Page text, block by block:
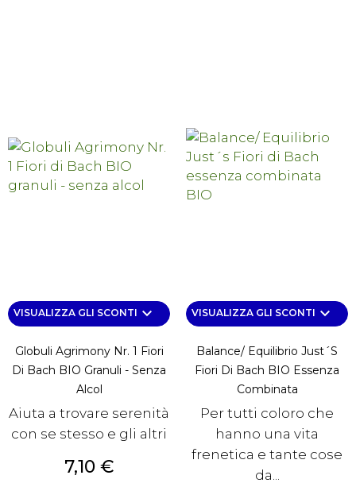
VISUALIZZA GLI SCONTI keyboard_arrow_down
Globuli Agrimony Nr. 1 Fiori
Di Bach BIO Granuli - Senza
Alcol
Aiuta a trovare serenità
con se stesso e gli altri
Prezzo
7,10 €
VISUALIZZA GLI SCONTI keyboard_arrow_down
Balance/ Equilibrio Just´s
Fiori Di Bach BIO Essenza
Combinata
Per tutti coloro che
hanno una vita
frenetica e tante cose
da...